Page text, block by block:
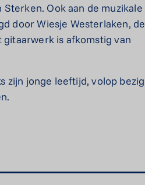
Ook aan de muzikale
door Wiesje Westerlaken, de
is afkomstig van
zijn jonge leeftijd, volop bezig